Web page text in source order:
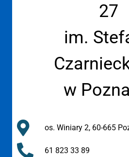
27
im.
w
os. Winiary 2, 60-665
61 823 33 89